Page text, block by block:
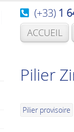
(+33) 1
ACCUEIL
Pilier
Pilier provisoire